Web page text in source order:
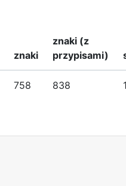
znaki
znaki (z
przypisami)
758 838